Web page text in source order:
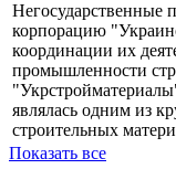
Негосударственные
корпорацию
координации их
промышленности
являлась одним из
строительных
Показать все